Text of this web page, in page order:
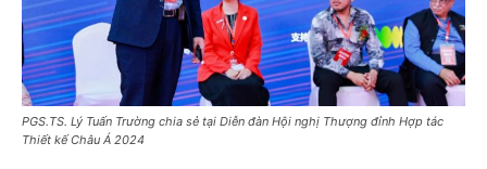
PGS.TS. Lý Tuấn Trường chia sẻ tại Diễn đàn Hội nghị Thượng đỉnh Hợp tác
Thiết kế Châu Á 2024